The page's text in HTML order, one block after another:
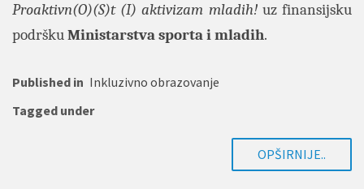
Proaktivn(O)(S)t (I) aktivizam mladih!uz finansijsku
podrškuMinistarstva sporta i mladih.
Published in Inkluzivno obrazovanje
Tagged under
OPŠIRNIJE..